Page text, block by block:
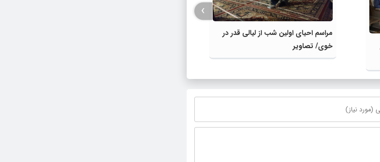
مراسم احیای اولین شب از لیالی قدر در
خوی/ تصاویر
›